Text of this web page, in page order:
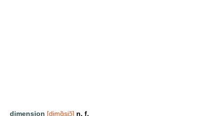
dimension [dimɑ̃sjɔ̃] n. f.